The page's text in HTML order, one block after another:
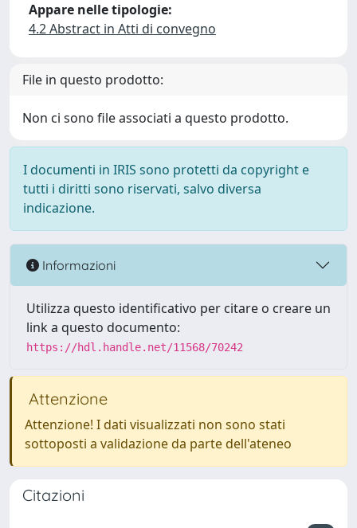
Appare nelle tipologie:
4.2 Abstract in Atti di convegno
File in questo prodotto:
Non ci sono file associati a questo prodotto.
I documenti in IRIS sono protetti da copyright e
tutti i diritti sono riservati, salvo diversa
indicazione.
Informazioni
Utilizza questo identificativo per citare o creare un
link a questo documento:
https://hdl.handle.net/11568/70242
Attenzione
Attenzione! I dati visualizzati non sono stati
sottoposti a validazione da parte dell'ateneo
Citazioni